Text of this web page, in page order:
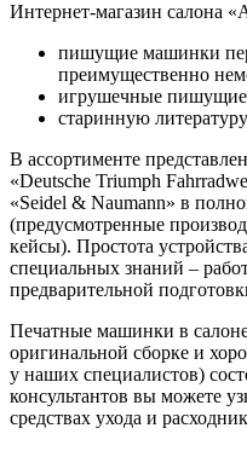
Интернет-магазин салона
пишущие машинки
преимущественно
игрушечные
старинную
В ассортименте
«Deutsche Triumph
«Seidel & Naumann» в
(предусмотренные
кейсы). Простота
специальных знаний –
предварительной
Печатные машинки в
оригинальной сборке и
у наших специалистов)
консультантов вы можете
средствах ухода и